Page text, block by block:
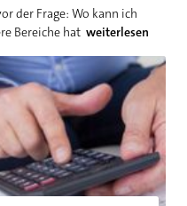
der Frage: Wo kann ich
Bereiche hat weiterlesen
kündigen: So vermeiden Sie